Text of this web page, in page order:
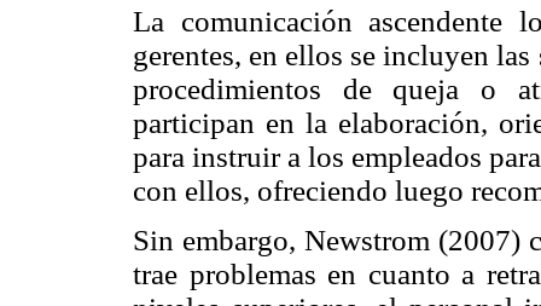
La comunicación ascendente
gerentes, en ellos se incluyen
procedimientos de queja o
participan en la elaboración,
para instruir a los empleados
con ellos, ofreciendo luego
Sin embargo, Newstrom (2007)
trae problemas en cuanto a